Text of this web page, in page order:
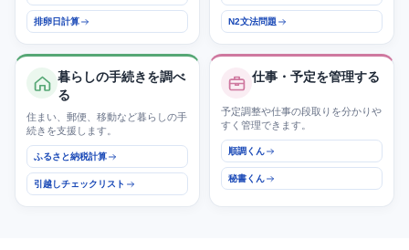
排卵日計算 N2文法問題
暮らしの手続きを調べ
る
住まい、郵便、移動など暮らしの手
続きを支援します。
ふるさと納税計算
引越しチェックリスト
仕事・予定を管理する
予定調整や仕事の段取りを分かりや
すく管理できます。
順調くん
秘書くん